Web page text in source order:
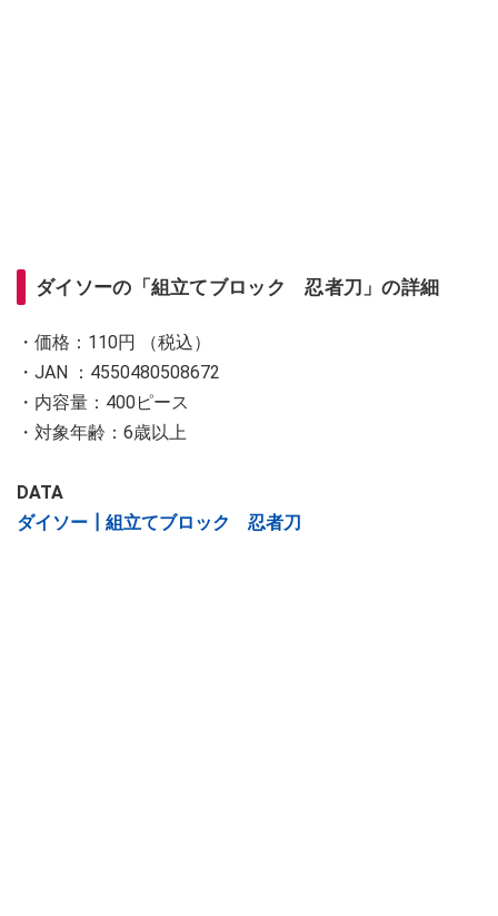
ダイソーの「組立てブロック 忍者刀」の詳細
・価格：110円 （税込）
・JAN ：4550480508672
・内容量：400ピース
・対象年齢：6歳以上
DATA
ダイソー┃組立てブロック 忍者刀